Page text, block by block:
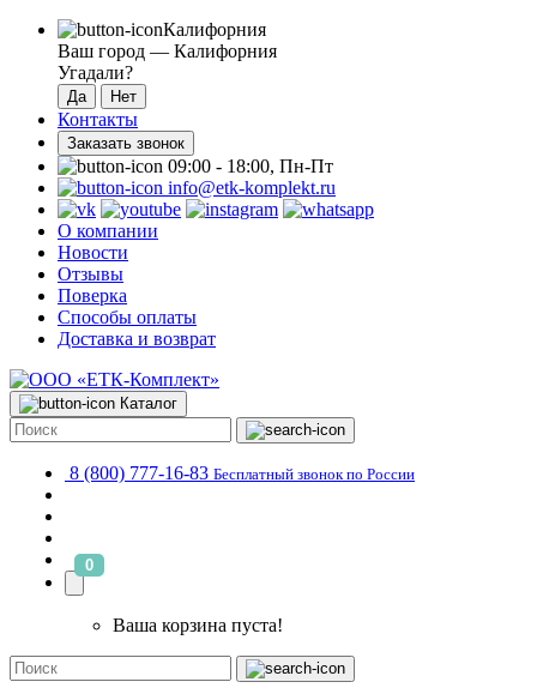
Калифорния
Ваш город — Калифорния
Угадали?
Контакты
Заказать звонок
09:00 - 18:00, Пн-Пт
info@etk-komplekt.ru
О компании
Новости
Отзывы
Поверка
Способы оплаты
Доставка и возврат
Каталог
8 (800) 777-16-83 Бесплатный звонок по России
0
Ваша корзина пуста!